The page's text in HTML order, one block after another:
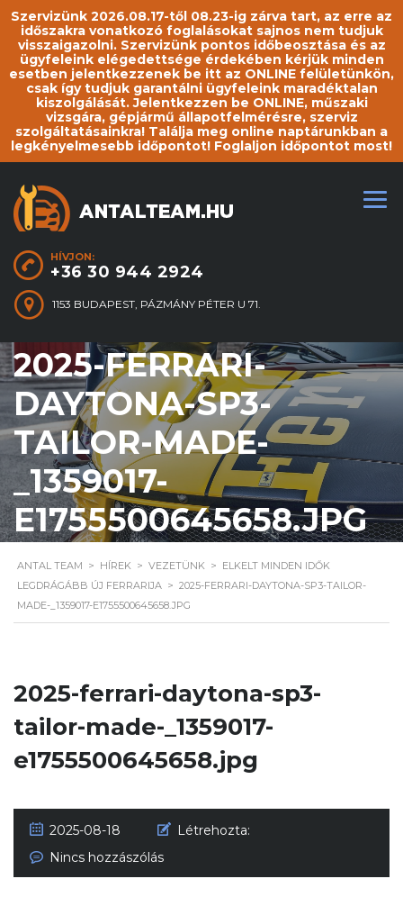
Szervizünk 2026.08.17-től 08.23-ig zárva tart, az erre az
időszakra vonatkozó foglalásokat sajnos nem tudjuk
visszaigazolni. Szervizünk pontos időbeosztása és az
ügyfeleink elégedettsége érdekében kérjük minden
esetben jelentkezzenek be itt az ONLINE felületünkön,
csak így tudjuk garantálni ügyfeleink maradéktalan
kiszolgálását. Jelentkezzen be ONLINE, műszaki
vizsgára, gépjármű állapotfelmérésre, szerviz
szolgáltatásainkra! Találja meg online naptárunkban a
legkényelmesebb időpontot! Foglaljon időpontot most!
HÍVJON:
+36 30 944 2924
1153 BUDAPEST, PÁZMÁNY PÉTER U 71.
2025-FERRARI-
DAYTONA-SP3-
TAILOR-MADE-
_1359017-
E1755500645658.JPG
ANTAL TEAM > HÍREK > VEZETÜNK > ELKELT MINDEN IDŐK
LEGDRÁGÁBB ÚJ FERRARIJA > 2025-FERRARI-DAYTONA-SP3-TAILOR-
MADE-_1359017-E1755500645658.JPG
2025-ferrari-daytona-sp3-
tailor-made-_1359017-
e1755500645658.jpg
2025-08-18
Létrehozta:
Nincs hozzászólás